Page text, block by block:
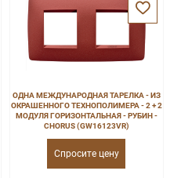
ОДНА МЕЖДУНАРОДНАЯ ТАРЕЛКА - ИЗ
ОКРАШЕННОГО ТЕХНОПОЛИМЕРА - 2 + 2
МОДУЛЯ ГОРИЗОНТАЛЬНАЯ - РУБИН -
CHORUS (GW16123VR)
Спросите цену